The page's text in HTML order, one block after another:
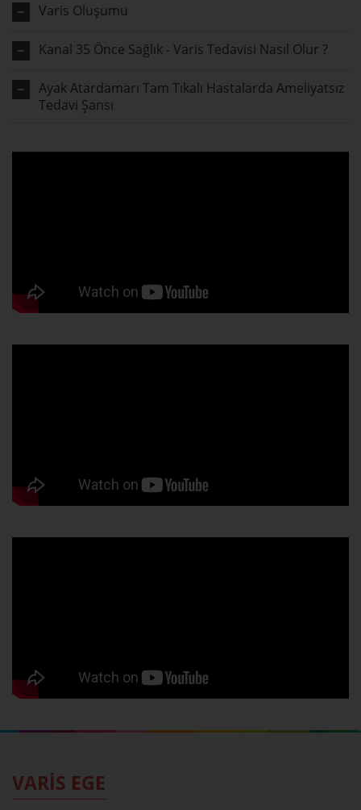
Varis Oluşumu
Kanal 35 Önce Sağlık - Varis Tedavisi Nasıl Olur ?
Ayak Atardamarı Tam Tıkalı Hastalarda Ameliyatsız
Tedavi Şansı
VARİS EGE